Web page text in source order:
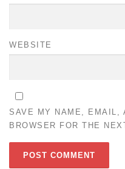
WEBSITE
SAVE MY NAME, EMAIL,
BROWSER FOR THE